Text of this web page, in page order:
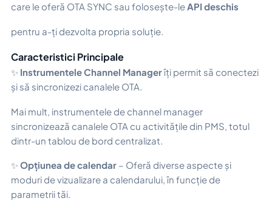
care le oferă OTA SYNC sau folosește-leAPI deschis
pentru a-ți dezvolta propria soluție.
Caracteristici Principale
✨ Instrumentele Channel Managerîți permit să conectezi
și să sincronizezi canalele OTA.
Mai mult, instrumentele de channel manager
sincronizează canalele OTA cu activitățile din PMS, totul
dintr-un tablou de bord centralizat.
✨Opțiunea de calendar – Oferă diverse aspecte și
moduri de vizualizare a calendarului, în funcție de
parametrii tăi.